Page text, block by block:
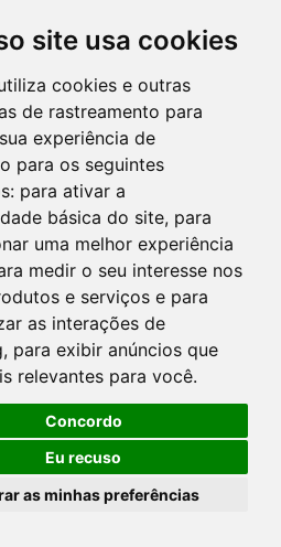
site usa cookies
cookies e outras
de rastreamento para
experiência de
para os seguintes
para ativar a
básica do site, para
uma melhor experiência
medir o seu interesse nos
e serviços e para
as interações de
, para exibir anúncios que
relevantes para você.
Concordo
Eu recuso
as minhas preferências
não existe.